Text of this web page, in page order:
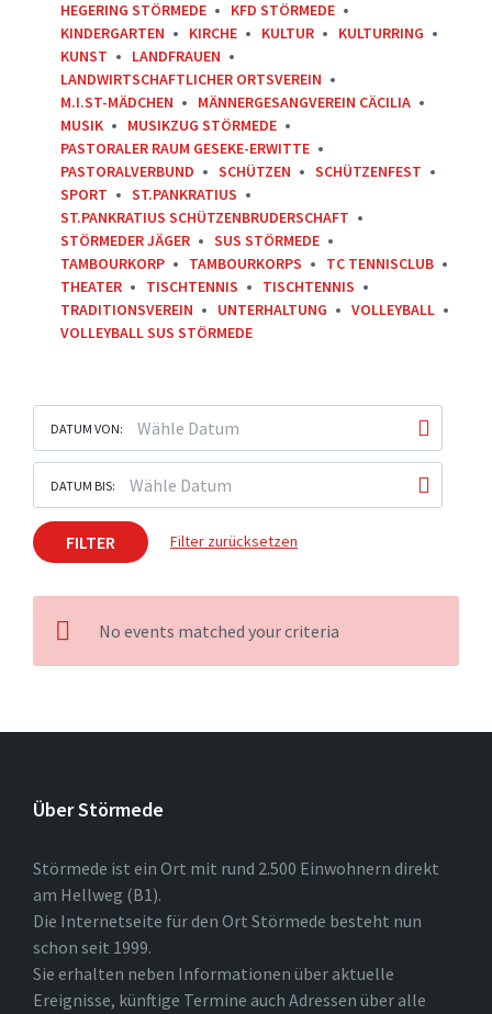
HEGERING STÖRMEDE
KFD STÖRMEDE
KINDERGARTEN
KIRCHE KULTUR
KULTURRING
KUNST
LANDFRAUEN
LANDWIRTSCHAFTLICHER ORTSVEREIN
M.I.ST-MÄDCHEN
MÄNNERGESANGVEREIN CÄCILIA
MUSIK
MUSIKZUG STÖRMEDE
PASTORALER RAUM GESEKE-ERWITTE
PASTORALVERBUND
SCHÜTZEN
SCHÜTZENFEST
SPORT
ST.PANKRATIUS
ST.PANKRATIUS SCHÜTZENBRUDERSCHAFT
STÖRMEDER JÄGER
SUS STÖRMEDE
TAMBOURKORP
TAMBOURKORPS
TC TENNISCLUB
THEATER
TISCHTENNIS
TISCHTENNIS
TRADITIONSVEREIN
UNTERHALTUNG
VOLLEYBALL
VOLLEYBALL SUS STÖRMEDE
DATUM VON:
DATUM BIS:
FILTER Filter zurücksetzen
No events matched your criteria
Über Störmede
Störmede ist ein Ort mit rund 2.500 Einwohnern direkt
am Hellweg (B1).
Die Internetseite für den Ort Störmede besteht nun
schon seit 1999.
Sie erhalten neben Informationen über aktuelle
Ereignisse, künftige Termine auch Adressen über alle